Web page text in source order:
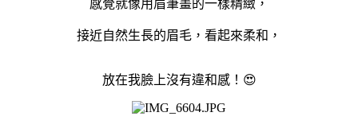
感覺就像用眉筆畫的一樣精緻，
接近自然生長的眉毛，看起來柔和，
放在我臉上沒有違和感！😍